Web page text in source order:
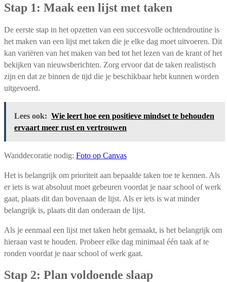
Stap 1: Maak een lijst met taken
De eerste stap in het opzetten van een succesvolle ochtendroutine is
het maken van een lijst met taken die je elke dag moet uitvoeren. Dit
kan variëren van het maken van bed tot het lezen van de krant of het
bekijken van nieuwsberichten. Zorg ervoor dat de taken realistisch
zijn en dat ze binnen de tijd die je beschikbaar hebt kunnen worden
uitgevoerd.
Lees ook: Wie leert hoe een positieve mindset te behouden
ervaart meer rust en vertrouwen
Wanddecoratie nodig: Foto op Canvas
Het is belangrijk om prioriteit aan bepaalde taken toe te kennen. Als
er iets is wat absoluut moet gebeuren voordat je naar school of werk
gaat, plaats dit dan bovenaan de lijst. Als er iets is wat minder
belangrijk is, plaats dit dan onderaan de lijst.
Als je eenmaal een lijst met taken hebt gemaakt, is het belangrijk om
hieraan vast te houden. Probeer elke dag minimaal één taak af te
ronden voordat je naar school of werk gaat.
Stap 2: Plan voldoende slaap